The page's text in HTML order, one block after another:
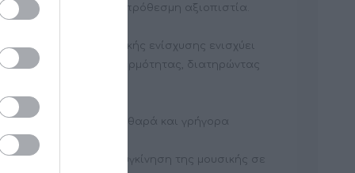
απόδοση και μακροπρόθεσμη αξιοπιστία.
πλαίσιο ακτινικής ενίσχυσης ενισχύει
απαγωγή θερμότητας, διατηρώντας
II προσφέρει βαθιά, καθαρά και γρήγορα
να μεταφέρει τη συγκίνηση της μουσικής σε